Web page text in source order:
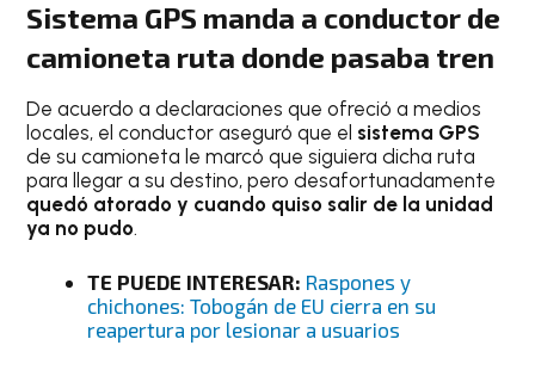
Sistema GPS manda a conductor de
camioneta ruta donde pasaba tren
De acuerdo a declaraciones que ofreció a medios
locales, el conductor aseguró que el sistema GPS
de su camioneta le marcó que siguiera dicha ruta
para llegar a su destino, pero desafortunadamente
quedó atorado y cuando quiso salir de la unidad
ya no pudo.
TE PUEDE INTERESAR: Raspones y
chichones: Tobogán de EU cierra en su
reapertura por lesionar a usuarios